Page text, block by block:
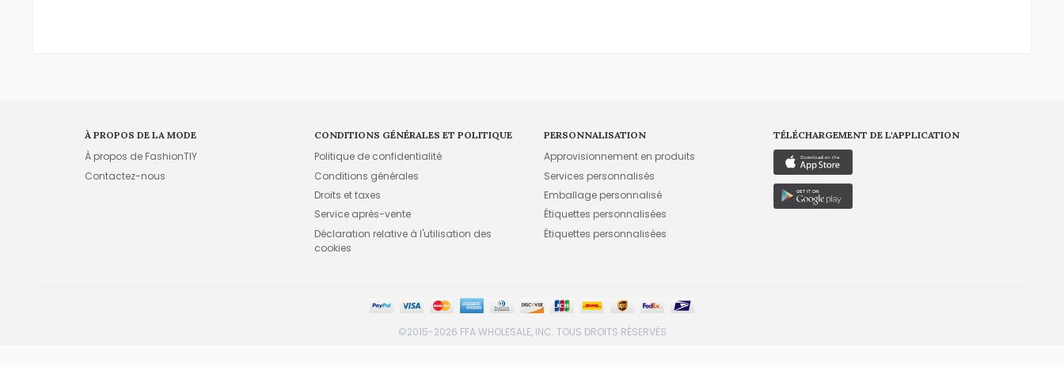
À PROPOS DE LA MODE
À propos de FashionTIY
Contactez-nous
CONDITIONS GÉNÉRALES ET POLITIQUE
Politique de confidentialité
Conditions générales
Droits et taxes
Service après-vente
Déclaration relative à l'utilisation des
cookies
PERSONNALISATION
Approvisionnement en produits
Services personnalisés
Emballage personnalisé
Étiquettes personnalisées
Étiquettes personnalisées
TÉLÉCHARGEMENT DE L'APPLICATION
©2015-2026 FFA WHOLESALE, INC. TOUS DROITS RÉSERVÉS